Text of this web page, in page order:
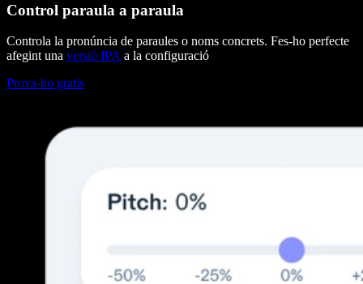
Control paraula a paraula
Controla la pronúncia de paraules o noms concrets. Fes-ho perfecte
afegint una versió IPA a la configuració
Prova-ho gratis